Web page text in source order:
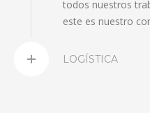
todos nuestros
este es nuestro
LOGÍSTICA